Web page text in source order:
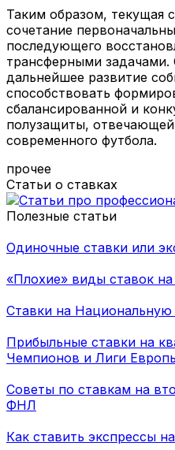
Таким образом, текущая
сочетание
последующего
трансферными задачами.
дальнейшее развитие
способствовать
сбалансированной и
полузащиты,
современного футбола.
прочее
Статьи о ставках
Полезные статьи
Одиночные ставки или
«Плохие» виды ставок
Ставки на
Прибыльные ставки на
Чемпионов и Лиги
Советы по ставкам на
ФНЛ
Как ставить экспрессы